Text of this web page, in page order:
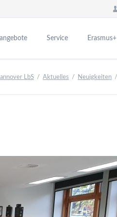
Service
für Ausbildungsschulen
Erasmus+
Network BBS Europe
LbS Aktuelles Neuigkeiten